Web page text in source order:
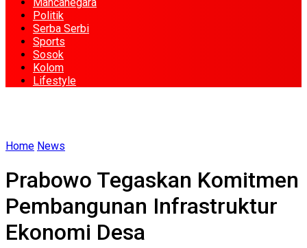
Politik
Serba Serbi
Sports
Sosok
Kolom
Lifestyle
Home News
Prabowo Tegaskan Komitmen
Pembangunan Infrastruktur
Ekonomi Desa